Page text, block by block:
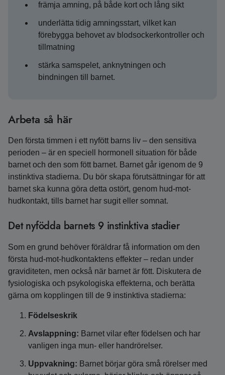
främja amning, på både kort och lång sikt
underlätta tidig amningsstart, vilket kan
förebygga behovet av blodsockerkontroller och
tillmatning
stärka samspelet, anknytningen och
bindningen till barnet.
Arbeta så här
Den första timmen i ett nyfött barns liv – den sensitiva
perioden – är en speciell hormonell situation för både
barnet och den som fött barnet. Barnet går igenom de 9
instinktiva stadierna. Du bör skapa förutsättningar för att
barnet ska kunna göra detta ostört, genom hud-mot-
hudkontakt, tills barnet har sugit eller somnat.
Det nyfödda barnets 9 instinktiva stadier
Som en grund behöver föräldrar få information om den
första hud-mot-hudkontaktens effekter – redan under
graviditeten, men också när barnet är fött. Diskutera de
fysiologiska och psykologiska effekterna, och berätta
gärna om kopplingen till de 9 instinktiva stadierna:
Födelseskrik
Avslappning: Barnet vilar efter födelsen och har
vanligen inga mun- eller handrörelser.
Uppvakning: Barnet börjar göra små rörelser med